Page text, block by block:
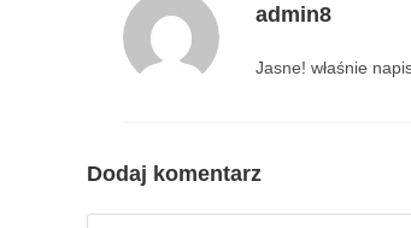
admin8
Jasne! właśnie
Dodaj komentarz